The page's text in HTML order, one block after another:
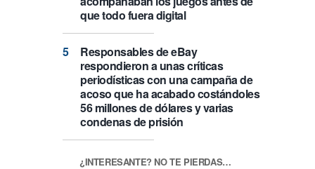
que todo fuera digital
Responsables de eBay
respondieron a unas críticas
periodísticas con una campaña de
acoso que ha acabado costándoles
56 millones de dólares y varias
condenas de prisión
¿INTERESANTE? NO TE PIERDAS…